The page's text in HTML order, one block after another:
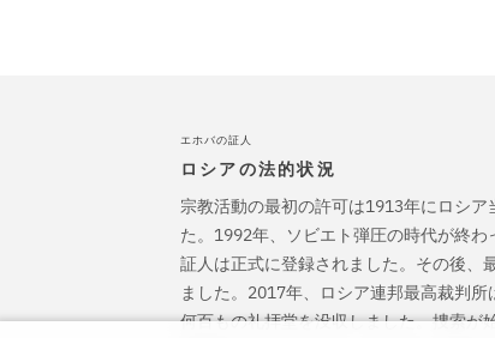
エホバの証人
ロシアの法的状況
宗教活動の最初の許可は1913年にロシア
た。1992年、ソビエト弾圧の時代が終
証人は正式に登録されました。その後、
ました。2017年、ロシア連邦最高裁判所
何百もの礼拝堂を没収しました。捜索が